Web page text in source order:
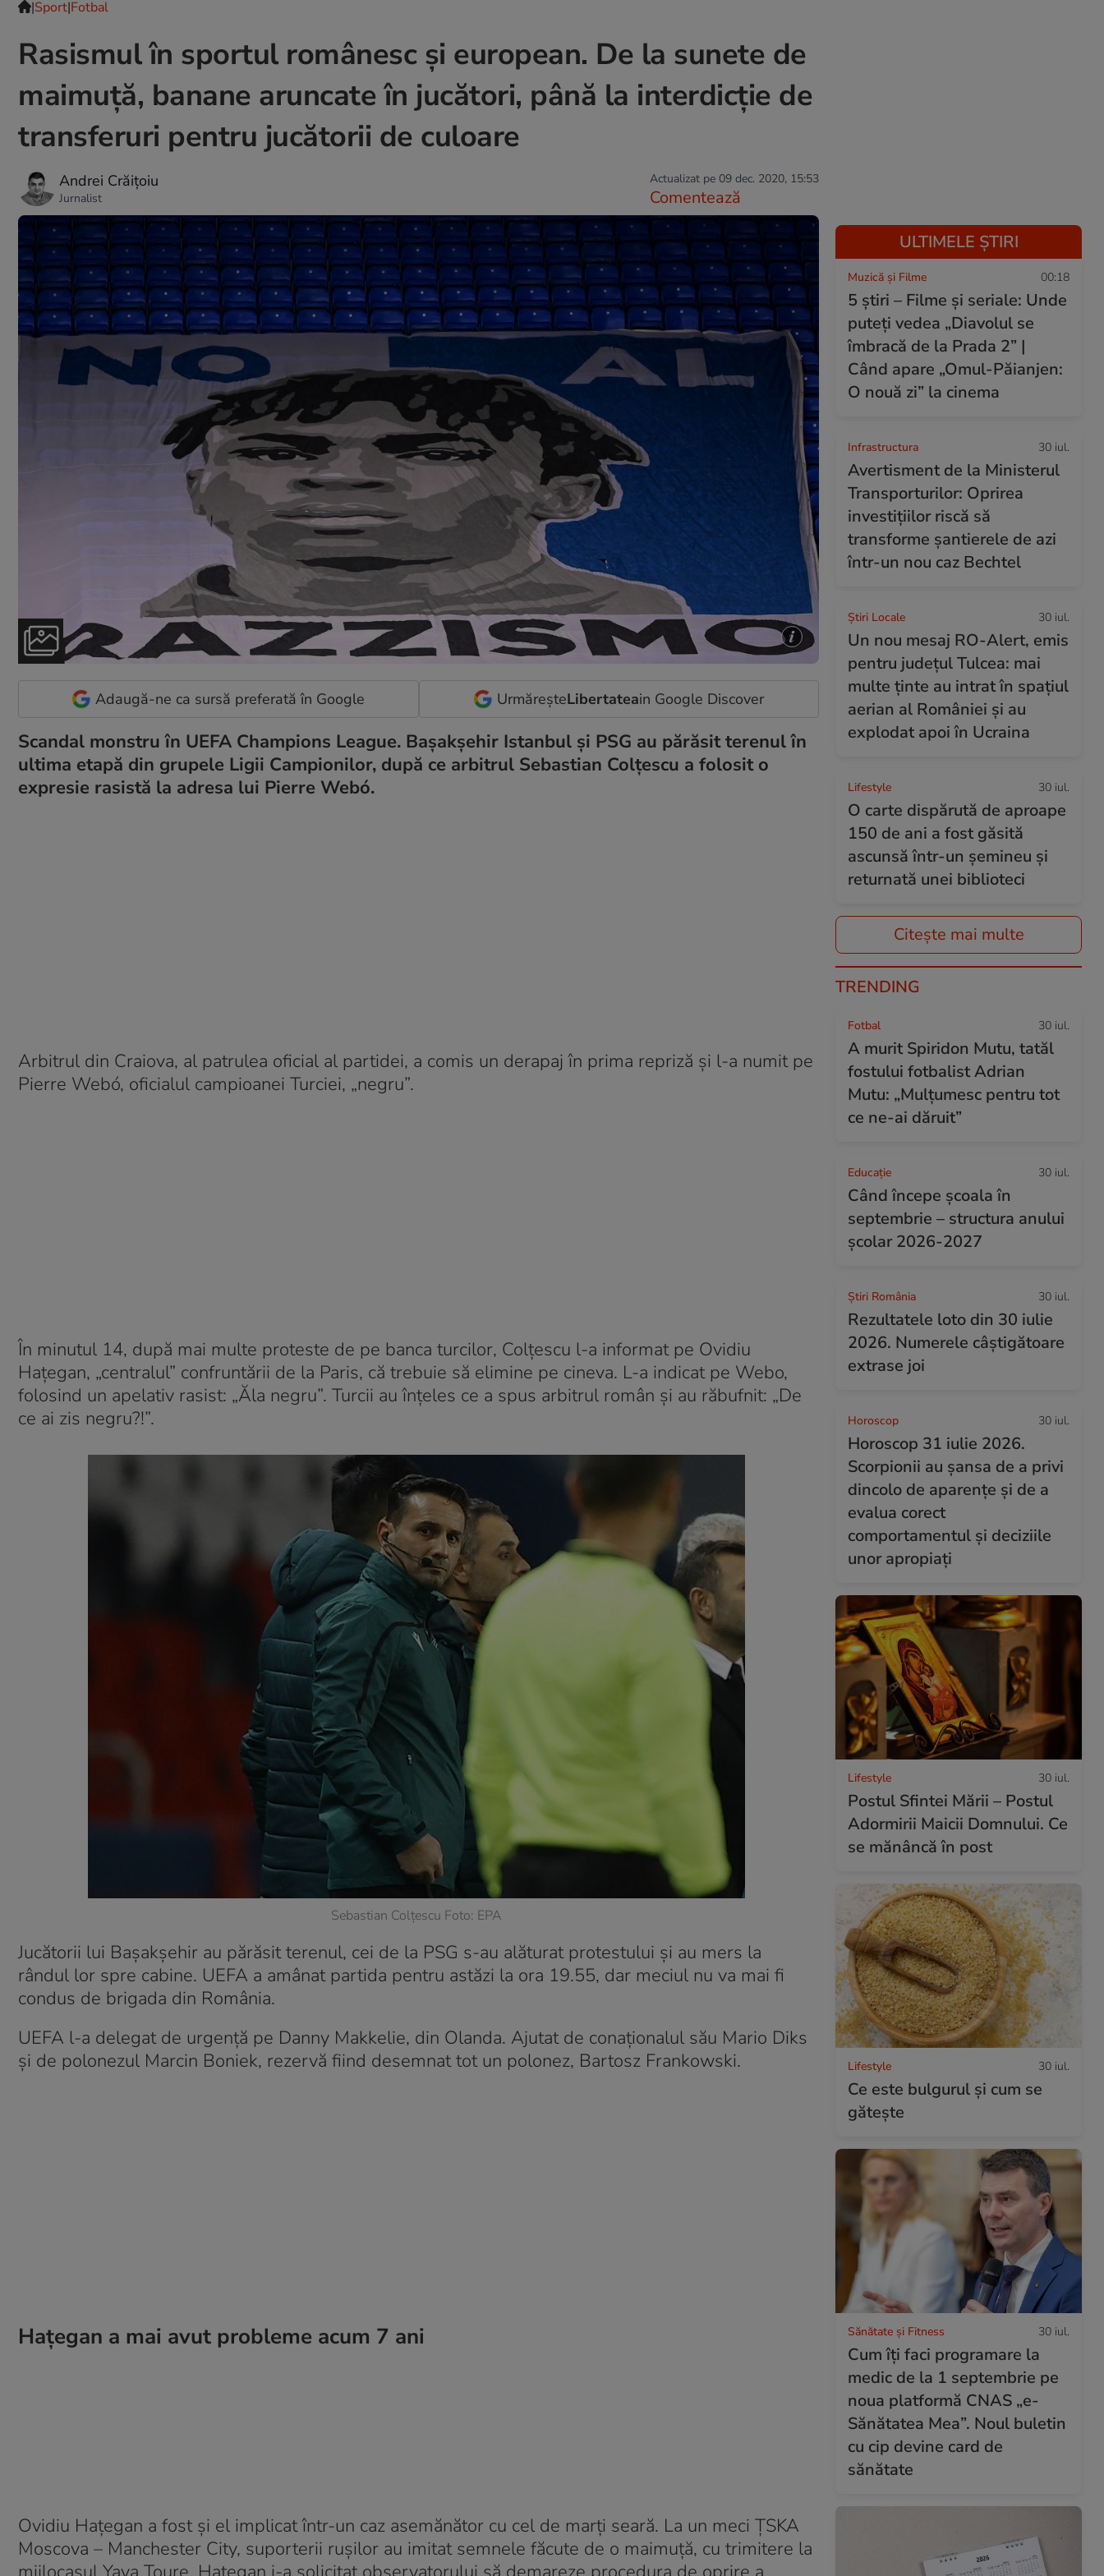
|Sport|Fotbal
Rasismul în sportul românesc și european. De la sunete de
maimuță, banane aruncate în jucători, până la interdicție de
transferuri pentru jucătorii de culoare
Andrei Crăițoiu
Jurnalist
Actualizat pe 09 dec. 2020, 15:53
Comentează
Adaugă-ne ca sursă preferată în Google UrmăreșteLibertateain Google Discover
Scandal monstru în UEFA Champions League. Bașakșehir Istanbul și PSG au părăsit terenul în
ultima etapă din grupele Ligii Campionilor, după ce arbitrul Sebastian Colțescu a folosit o
expresie rasistă la adresa lui Pierre Webó.
Arbitrul din Craiova, al patrulea oficial al partidei, a comis un derapaj în prima repriză și l-a numit pe
Pierre Webó, oficialul campioanei Turciei, „negru”.
În minutul 14, după mai multe proteste de pe banca turcilor, Colțescu l-a informat pe Ovidiu
Hațegan, „centralul” confruntării de la Paris, că trebuie să elimine pe cineva. L-a indicat pe Webo,
folosind un apelativ rasist: „Ăla negru”. Turcii au înțeles ce a spus arbitrul român și au răbufnit: „De
ce ai zis negru?!”.
Sebastian Colțescu Foto: EPA
Jucătorii lui Bașakșehir au părăsit terenul, cei de la PSG s-au alăturat protestului și au mers la
rândul lor spre cabine. UEFA a amânat partida pentru astăzi la ora 19.55, dar meciul nu va mai fi
condus de brigada din România.
UEFA l-a delegat de urgență pe Danny Makkelie, din Olanda. Ajutat de conaţionalul său Mario Diks
şi de polonezul Marcin Boniek, rezervă fiind desemnat tot un polonez, Bartosz Frankowski.
Hațegan a mai avut probleme acum 7 ani
Ovidiu Haţegan a fost şi el implicat într-un caz asemănător cu cel de marți seară. La un meci ŢSKA
Moscova – Manchester City, suporterii ruşilor au imitat semnele făcute de o maimuţă, cu trimitere la
ULTIMELE ȘTIRI
Muzică și Filme 00:18
5 știri – Filme și seriale: Unde
puteţi vedea „Diavolul se
îmbracă de la Prada 2” |
Când apare „Omul-Păianjen:
O nouă zi” la cinema
Infrastructura 30 iul.
Avertisment de la Ministerul
Transporturilor: Oprirea
investițiilor riscă să
transforme șantierele de azi
într-un nou caz Bechtel
Știri Locale 30 iul.
Un nou mesaj RO-Alert, emis
pentru județul Tulcea: mai
multe ținte au intrat în spațiul
aerian al României și au
explodat apoi în Ucraina
Lifestyle 30 iul.
O carte dispărută de aproape
150 de ani a fost găsită
ascunsă într-un șemineu și
returnată unei biblioteci
Citește mai multe
TRENDING
Fotbal 30 iul.
A murit Spiridon Mutu, tatăl
fostului fotbalist Adrian
Mutu: „Mulțumesc pentru tot
ce ne-ai dăruit”
Educație 30 iul.
Când începe şcoala în
septembrie – structura anului
şcolar 2026-2027
Știri România 30 iul.
Rezultatele loto din 30 iulie
2026. Numerele câștigătoare
extrase joi
Horoscop 30 iul.
Horoscop 31 iulie 2026.
Scorpionii au șansa de a privi
dincolo de aparențe și de a
evalua corect
comportamentul și deciziile
unor apropiați
Lifestyle 30 iul.
Postul Sfintei Mării – Postul
Adormirii Maicii Domnului. Ce
se mănâncă în post
Lifestyle 30 iul.
Ce este bulgurul și cum se
gătește
Sănătate și Fitness 30 iul.
Cum îți faci programare la
medic de la 1 septembrie pe
noua platformă CNAS „e-
Sănătatea Mea”. Noul buletin
cu cip devine card de
sănătate